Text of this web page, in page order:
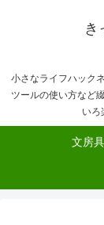
き
小さなライフハック
ツールの使い方など
いろ
文房具